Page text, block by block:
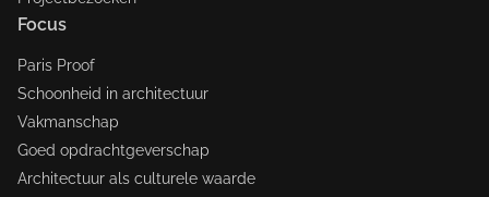
Focus
Paris Proof
Schoonheid in architectuur
Vakmanschap
Goed opdrachtgeverschap
Architectuur als culturele waarde